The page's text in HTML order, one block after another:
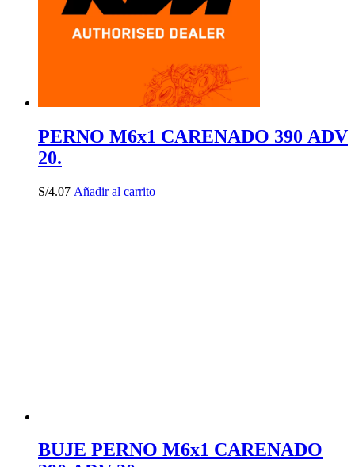
PERNO M6x1 CARENADO 390 ADV
20.
S/4.07 Añadir al carrito
BUJE PERNO M6x1 CARENADO